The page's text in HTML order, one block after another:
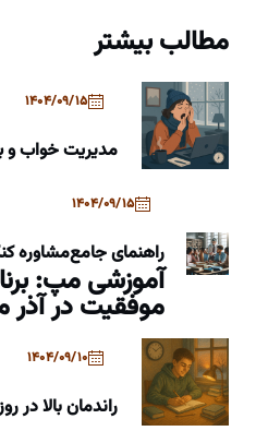
مطالب بیشتر
1404/09/15
مدیریت خواب
1404/09/15
راهنمای جامعمشاوره
آموزشی مپ:
موفقیت در آذر
1404/09/10
راندمان بالا در